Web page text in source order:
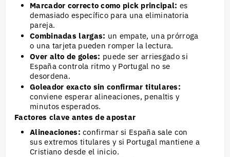
Marcador correcto como pick principal: es
demasiado específico para una eliminatoria
pareja.
Combinadas largas: un empate, una prórroga
o una tarjeta pueden romper la lectura.
Over alto de goles: puede ser arriesgado si
España controla ritmo y Portugal no se
desordena.
Goleador exacto sin confirmar titulares:
conviene esperar alineaciones, penaltis y
minutos esperados.
Factores clave antes de apostar
Alineaciones: confirmar si España sale con
sus extremos titulares y si Portugal mantiene a
Cristiano desde el inicio.